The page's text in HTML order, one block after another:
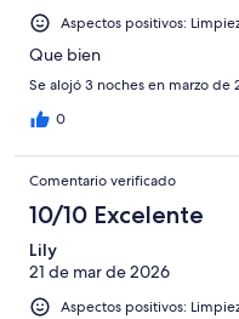
Aspectos positivos:
Que bien
Se alojó 3 noches en marzo de
0
Comentario verificado
10/10 Excelente
Lily
21 de mar de 2026
Aspectos positivos: